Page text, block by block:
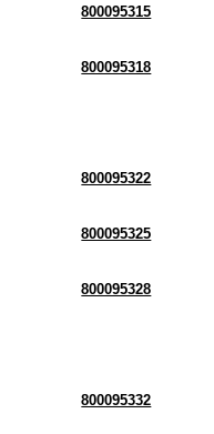
800095315
800095318
800095322
800095325
800095328
800095332